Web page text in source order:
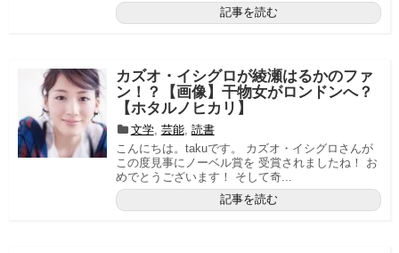
記事を読む
カズオ・イシグロが綾瀬はるかのファ
ン！？【画像】干物女がロンドンへ？
【ホタルノヒカリ】
文学, 芸能, 読書
こんにちは。takuです。 カズオ・イシグロさんが
この度見事にノーベル賞を 受賞されましたね！ お
めでとうございます！ そして奇...
記事を読む